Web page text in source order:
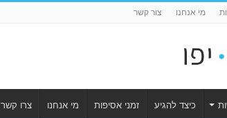
מי אנחנו צור קשר
כיצד להגיע זמני אסיפות מי אנחנו צרו קשר